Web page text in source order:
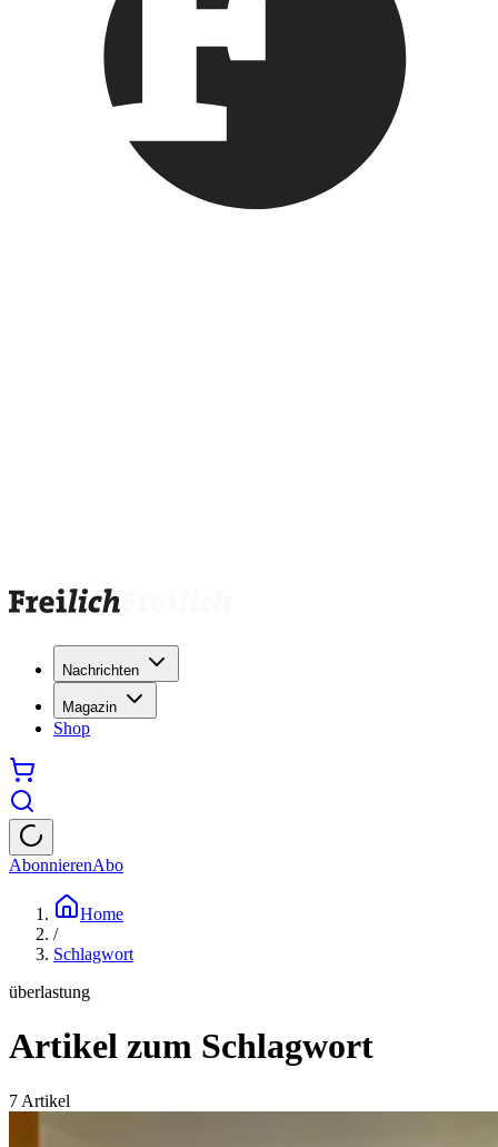
Nachrichten
Magazin
Shop
AbonnierenAbo
Home
/
Schlagwort
überlastung
Artikel zum Schlagwort
7 Artikel